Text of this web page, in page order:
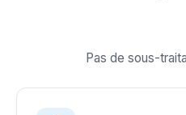
Pas de sous-